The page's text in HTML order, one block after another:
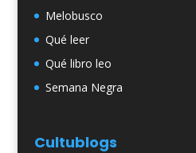
Melobusco
Qué leer
Qué libro leo
Semana Negra
Cultublogs